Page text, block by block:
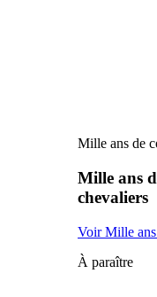
Mille ans de
Mille ans
chevaliers
Voir Mille ans
À paraître